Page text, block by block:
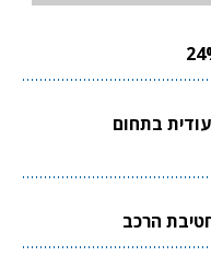
בתחום
הרכב